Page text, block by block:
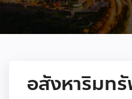
อสังหาริมท